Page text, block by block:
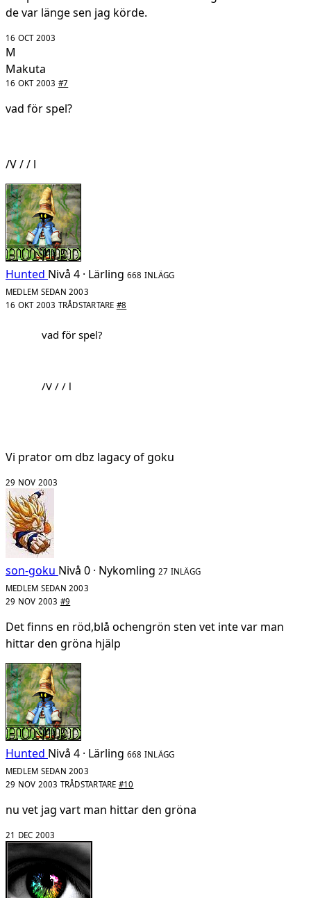
de var länge sen jag körde.
16 OCT 2003
M
Makuta
16 OKT 2003 #7
vad för spel?
/V / / l
Hunted Nivå 4 · Lärling 668 INLÄGG
MEDLEM SEDAN 2003
16 OKT 2003 TRÅDSTARTARE #8
vad för spel?
/V / / l
Vi prator om dbz lagacy of goku
29 NOV 2003
son-goku Nivå 0 · Nykomling 27 INLÄGG
MEDLEM SEDAN 2003
29 NOV 2003 #9
Det finns en röd,blå ochengrön sten vet inte var man
hittar den gröna hjälp
Hunted Nivå 4 · Lärling 668 INLÄGG
MEDLEM SEDAN 2003
29 NOV 2003 TRÅDSTARTARE #10
nu vet jag vart man hittar den gröna
21 DEC 2003